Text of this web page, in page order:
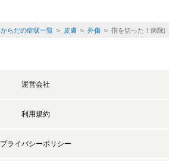
からだの症状一覧> 皮膚> 外傷> 指を切った！病院
運営会社
利用規約
プライバシーポリシー